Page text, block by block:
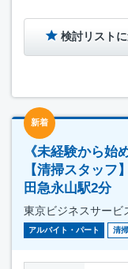
検討リスト
新着
《未経験から始
【清掃スタッ
田急永山駅2分
東京ビジネスサー
アルバイト・パート 清掃